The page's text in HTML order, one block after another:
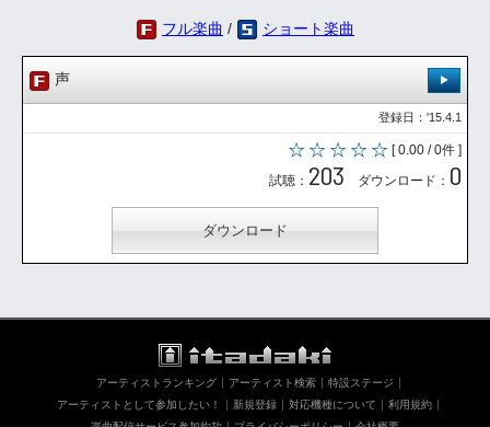
フル楽曲 / ショート楽曲
声
登録日：'15.4.1
[ 0.00 / 0件 ]
試聴： 203 ダウンロード： 0
ダウンロード
アーティストランキング アーティスト検索
特設ステージ
アーティストとして参加したい！
新規登録 対応機種について
利用規約